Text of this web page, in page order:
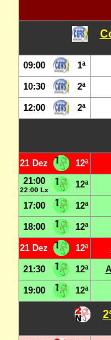
09:00 1ª
10:30 2ª
12:00 2ª
21 Dez
12ª
21:00
22:00 Lx
12ª
17:00 12ª
18:00 12ª
21 Dez 12ª
21:30 12ª
19:00 12ª